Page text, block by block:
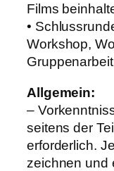
Films
•
Workshop,
Gruppenarbeit
Allgemein:
–
seitens der
erforderlich.
zeichnen und